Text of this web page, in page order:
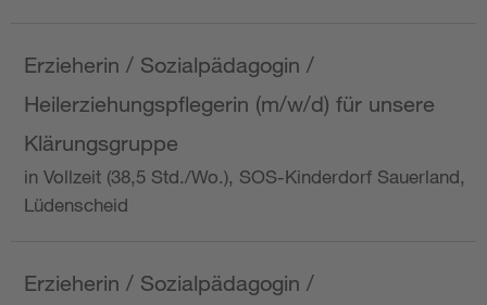
Erzieherin / Sozialpädagogin /
Heilerziehungspflegerin (m/w/d) für unsere
Klärungsgruppe
in Vollzeit (38,5 Std./Wo.), SOS-Kinderdorf Sauerland,
Lüdenscheid
Erzieherin / Sozialpädagogin /